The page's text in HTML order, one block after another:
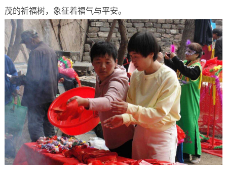
茂的祈福树，象征着福气与平安。